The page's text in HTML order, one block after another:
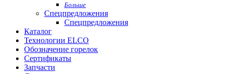
Больше
Спецпредложения
Спецпредложения
Каталог
Технологии ELCO
Обозначение горелок
Сертификаты
Запчасти